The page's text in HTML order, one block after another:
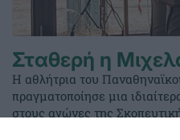
Σταθερή η
Η αθλήτρια του
πραγματοποίησε μια
στους αγώνες της